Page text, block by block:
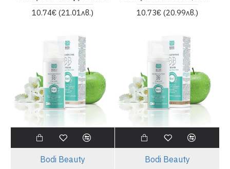
10.74€ (21.01лв.) 10.73€ (20.99лв.)
Bodi Beauty Bodi Beauty